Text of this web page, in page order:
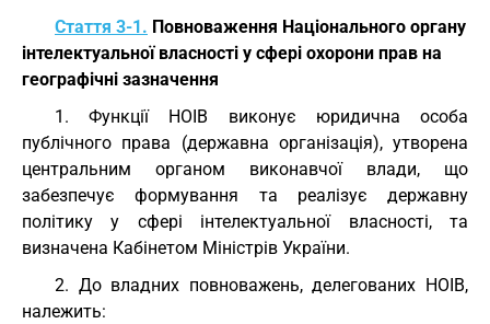
Стаття 3-1. Повноваження Національного органу
інтелектуальної власності у сфері охорони прав на
географічні зазначення
1. Функції НОІВ виконує юридична особа
публічного права (державна організація), утворена
центральним органом виконавчої влади, що
забезпечує формування та реалізує державну
політику у сфері інтелектуальної власності, та
визначена Кабінетом Міністрів України.
2. До владних повноважень, делегованих НОІВ,
належить: